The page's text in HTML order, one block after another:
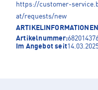
https://customer-
at/requests/new
ARTIKELINFORMATIONEN
Artikelnummer:
Im Angebot seit